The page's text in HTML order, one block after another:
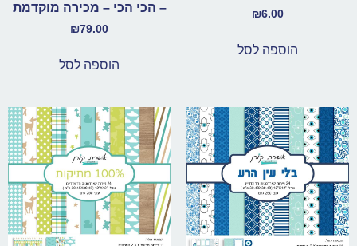
₪6.00
הוספה לסל
– הכי הכי – מכירה מוקדמת
₪79.00
הוספה לסל